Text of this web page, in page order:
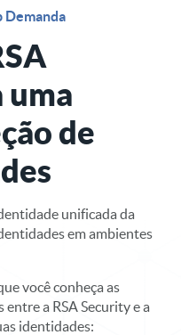
Demanda
uma
de
unificada da
em ambientes
você conheça as
a RSA Security e a
identidades: